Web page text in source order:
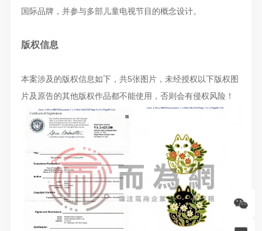
国际品牌， 并参与多部儿童电视节目的概念设计。
版权信息
本案涉及的版权信息如下，共5张图片，未经授权以下版权图
片及原告的其他版权作品都不能使用，否则会有侵权风险！